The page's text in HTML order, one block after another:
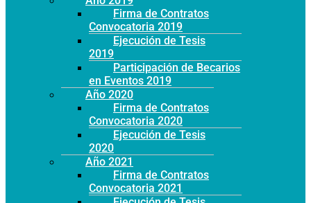
Firma de Contratos
Convocatoria 2019
Ejecución de Tesis
2019
Participación de Becarios
en Eventos 2019
Año 2020
Firma de Contratos
Convocatoria 2020
Ejecución de Tesis
2020
Año 2021
Firma de Contratos
Convocatoria 2021